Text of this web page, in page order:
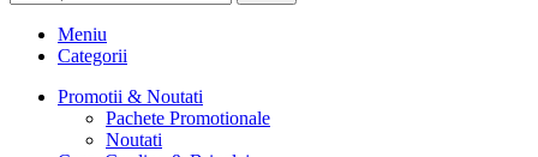
Meniu
Categorii
Promotii & Noutati
Pachete Promotionale
Noutati